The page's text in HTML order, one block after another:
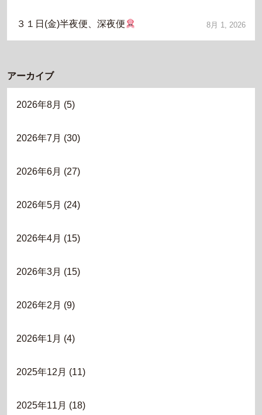
３１日(金)半夜便、深夜便 8月 1, 2026
アーカイブ
2026年8月 (5)
2026年7月 (30)
2026年6月 (27)
2026年5月 (24)
2026年4月 (15)
2026年3月 (15)
2026年2月 (9)
2026年1月 (4)
2025年12月 (11)
2025年11月 (18)